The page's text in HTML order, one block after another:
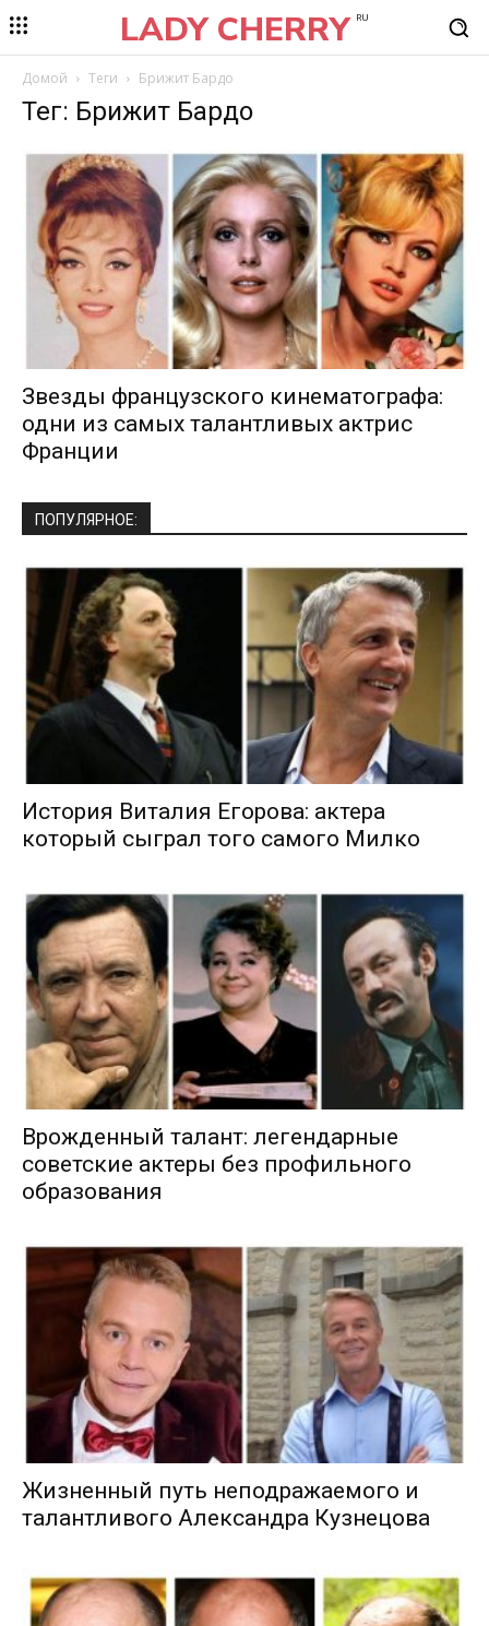
LADY CHERRY RU
Домой Теги Брижит Бардо
Тег: Брижит Бардо
Звезды французского кинематографа:
одни из самых талантливых актрис
Франции
ПОПУЛЯРНОЕ:
История Виталия Егорова: актера
который сыграл того самого Милко
Врожденный талант: легендарные
советские актеры без профильного
образования
Жизненный путь неподражаемого и
талантливого Александра Кузнецова